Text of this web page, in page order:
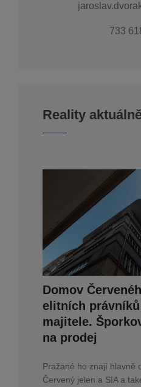
733
Reality
Domov
elitních
majitele.
na prodej
Pražané ho znají hlavně
Červený jelen a SIA a